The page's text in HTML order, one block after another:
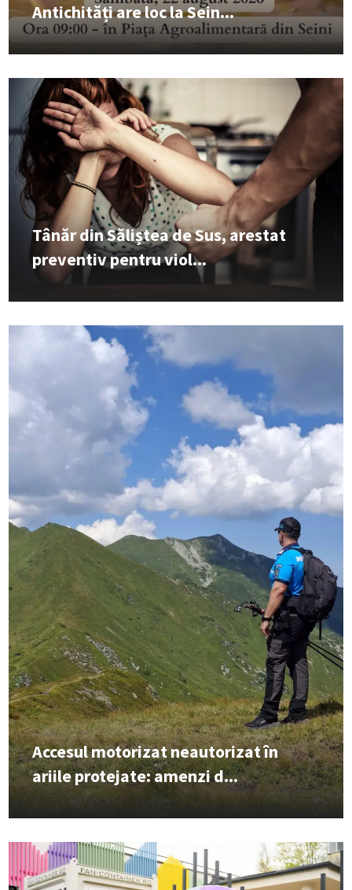
Antichități are loc la Sein...
Tânăr din Săliștea de Sus, arestat
preventiv pentru viol...
Accesul motorizat neautorizat în
ariile protejate: amenzi d...